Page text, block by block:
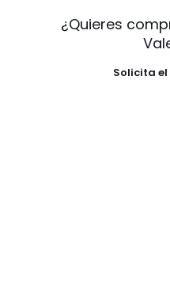
¿Quieres
Solicita